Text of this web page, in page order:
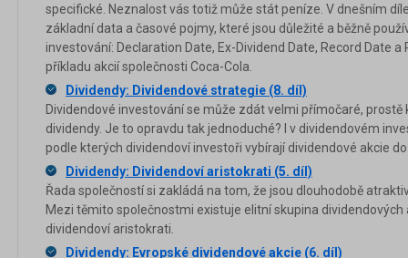
specifické. Neznalost vás totiž může stát peníze. V dnešním
základní data a časové pojmy, které jsou důležité a běžně
investování: Declaration Date, Ex-Dividend Date, Record Date a
příkladu akcií společnosti Coca-Cola.
Dividendy: Dividendové strategie (8. díl)
Dividendové investování se může zdát velmi přímočaré, prostě
dividendy. Je to opravdu tak jednoduché? I v dividendovém
podle kterých dividendoví investoři vybírají dividendové akcie
Dividendy: Dividendoví aristokrati (5. díl)
Řada společností si zakládá na tom, že jsou dlouhodobě
Mezi těmito společnostmi existuje elitní skupina dividendových
dividendoví aristokrati.
Dividendy: Evropské dividendové akcie (6. díl)